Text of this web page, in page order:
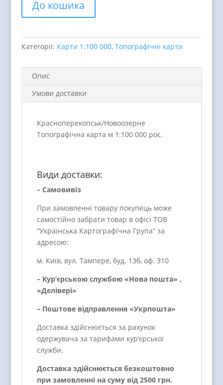
карта
м
000
quantity
До кошика
Категорії: Карти 1:100 000, Топографічні карти
Опис
Умови доставки
Красноперекопськ/Новоозерне
Топографічна карта м 1:100 000 рос.
Види доставки:
– Самовивіз
При замовленні товару покупець може
самостійно забрати товар в офісі ТОВ
“Українська Картографічна Група” за
адресою:
м. Київ, вул. Тампере, буд. 13б, оф. 310
– Кур’єрською службою «Нова пошта» ,
«Делівері»
– Поштове відправлення «Укрпошта»
Доставка здійснюється за рахунок
одержувача за тарифами кур’єрської
служби.
Доставка здійснюється безкоштовно
при замовленні на суму від 2500 грн.